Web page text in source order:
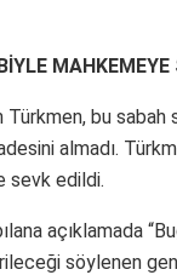
MAHKEMEYE
bu sabah
almadı.
sevk edildi.
açıklamada
söylenen